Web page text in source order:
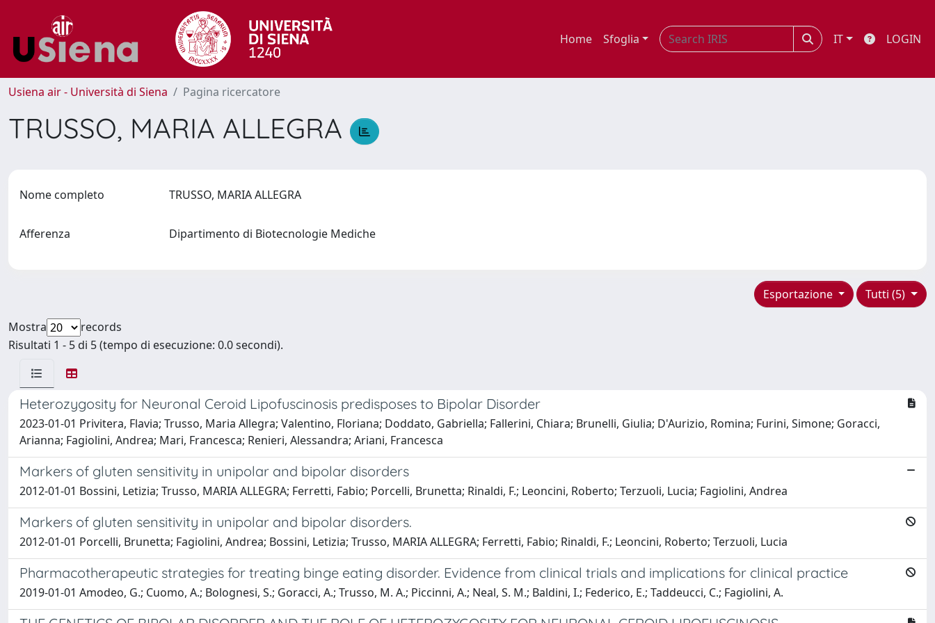
Home Sfoglia IT LOGIN
Usiena air - Università di Siena Pagina ricercatore
TRUSSO, MARIA ALLEGRA
Nome completo TRUSSO, MARIA ALLEGRA
Afferenza Dipartimento di Biotecnologie Mediche
Tutti (5)
Esportazione
Mostra
records
Risultati 1 - 5 di 5 (tempo di esecuzione: 0.0 secondi).
Heterozygosity for Neuronal Ceroid Lipofuscinosis predisposes to Bipolar Disorder
2023-01-01 Privitera, Flavia; Trusso, Maria Allegra; Valentino, Floriana; Doddato, Gabriella; Fallerini, Chiara; Brunelli, Giulia; D'Aurizio, Romina; Furini, Simone; Goracci,
Arianna; Fagiolini, Andrea; Mari, Francesca; Renieri, Alessandra; Ariani, Francesca
Markers of gluten sensitivity in unipolar and bipolar disorders
2012-01-01 Bossini, Letizia; Trusso, MARIA ALLEGRA; Ferretti, Fabio; Porcelli, Brunetta; Rinaldi, F.; Leoncini, Roberto; Terzuoli, Lucia; Fagiolini, Andrea
Markers of gluten sensitivity in unipolar and bipolar disorders.
2012-01-01 Porcelli, Brunetta; Fagiolini, Andrea; Bossini, Letizia; Trusso, MARIA ALLEGRA; Ferretti, Fabio; Rinaldi, F.; Leoncini, Roberto; Terzuoli, Lucia
Pharmacotherapeutic strategies for treating binge eating disorder. Evidence from clinical trials and implications for clinical practice
2019-01-01 Amodeo, G.; Cuomo, A.; Bolognesi, S.; Goracci, A.; Trusso, M. A.; Piccinni, A.; Neal, S. M.; Baldini, I.; Federico, E.; Taddeucci, C.; Fagiolini, A.